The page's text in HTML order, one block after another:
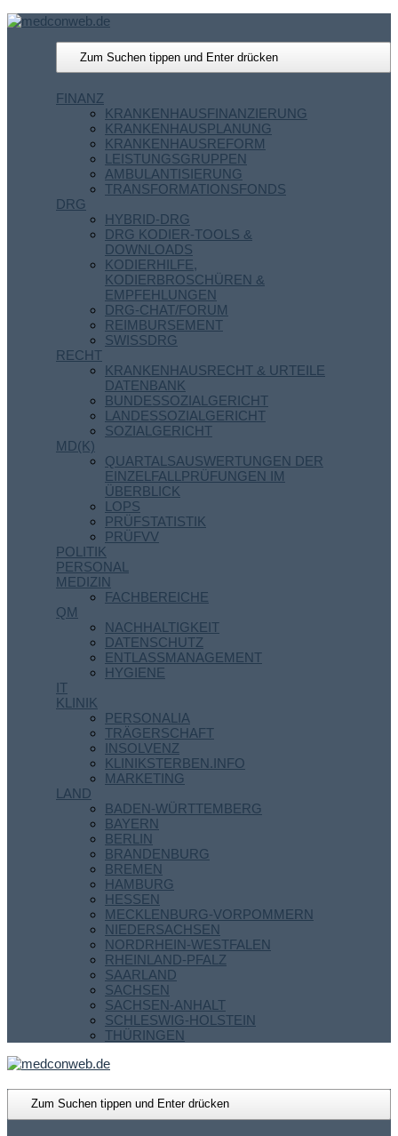
FINANZ
KRANKENHAUSFINANZIERUNG
KRANKENHAUSPLANUNG
KRANKENHAUSREFORM
LEISTUNGSGRUPPEN
AMBULANTISIERUNG
TRANSFORMATIONSFONDS
DRG
HYBRID-DRG
DRG KODIER-TOOLS &
DOWNLOADS
KODIERHILFE,
KODIERBROSCHÜREN &
EMPFEHLUNGEN
DRG-CHAT/FORUM
REIMBURSEMENT
SWISSDRG
RECHT
KRANKENHAUSRECHT & URTEILE
DATENBANK
BUNDESSOZIALGERICHT
LANDESSOZIALGERICHT
SOZIALGERICHT
MD(K)
QUARTALSAUSWERTUNGEN DER
EINZELFALLPRÜFUNGEN IM
ÜBERBLICK
LOPS
PRÜFSTATISTIK
PRÜFVV
POLITIK
PERSONAL
MEDIZIN
FACHBEREICHE
QM
NACHHALTIGKEIT
DATENSCHUTZ
ENTLASSMANAGEMENT
HYGIENE
IT
KLINIK
PERSONALIA
TRÄGERSCHAFT
INSOLVENZ
KLINIKSTERBEN.INFO
MARKETING
LAND
BADEN-WÜRTTEMBERG
BAYERN
BERLIN
BRANDENBURG
BREMEN
HAMBURG
HESSEN
MECKLENBURG-VORPOMMERN
NIEDERSACHSEN
NORDRHEIN-WESTFALEN
RHEINLAND-PFALZ
SAARLAND
SACHSEN
SACHSEN-ANHALT
SCHLESWIG-HOLSTEIN
THÜRINGEN